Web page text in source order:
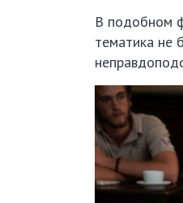
В подобном
тематика не